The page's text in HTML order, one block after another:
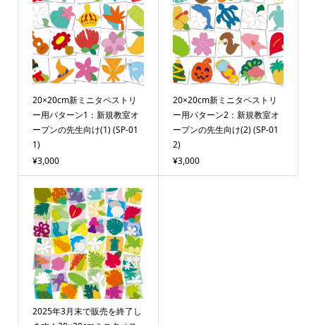
20×20cm新ミニタペストリ
ー用パターン1：新規教室オ
ープンの先生向け(1) (SP-01
1)
¥3,000
20×20cm新ミニタペストリ
ー用パターン2：新規教室オ
ープンの先生向け(2) (SP-01
2)
¥3,000
2025年3月末で販売を終了し